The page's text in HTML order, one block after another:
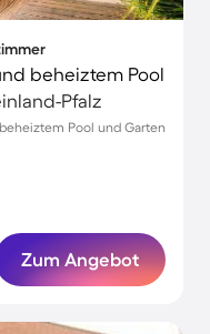
beheiztem Pool
Pfalz
Pool und Garten
Zum Angebot